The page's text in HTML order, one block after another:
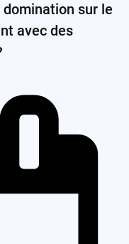
sur le
avec des